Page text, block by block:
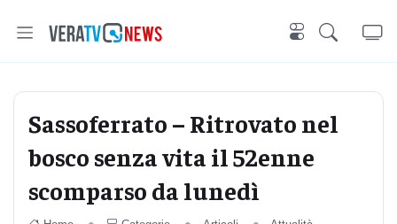
Sassoferrato – Ritrovato nel
bosco senza vita il 52enne
scomparso da lunedì